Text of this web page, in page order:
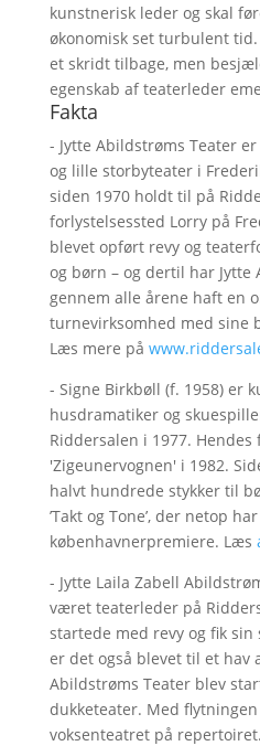
kunstnerisk leder og skal
økonomisk set turbulent
et skridt tilbage, men
egenskab af teaterleder
Fakta
- Jytte Abildstrøms Teater
og lille storbyteater i
siden 1970 holdt til på
forlystelsessted Lorry på
blevet opført revy og
og børn – og dertil har Jytte
gennem alle årene haft en
turnevirksomhed med sine
Læs mere på
- Signe Birkbøll (f. 1958) er
husdramatiker og
Riddersalen i 1977.
'Zigeunervognen' i 1982.
halvt hundrede stykker til
’Takt og Tone’, der netop
københavnerpremiere. Læs
- Jytte Laila Zabell
været teaterleder på
startede med revy og fik sin
er det også blevet til et hav
Abildstrøms Teater blev
dukketeater. Med
voksenteatret på repertoiret.